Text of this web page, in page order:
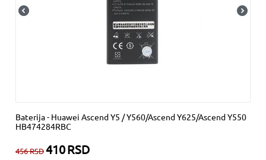
Baterija - Huawei Ascend Y5 / Y560/Ascend Y625/Ascend Y550
HB474284RBC
456RSD410RSD